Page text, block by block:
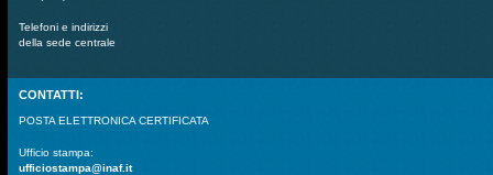
Telefoni e indirizzi
della sede centrale
CONTATTI:
POSTA ELETTRONICA CERTIFICATA
Ufficio stampa:
ufficiostampa@inaf.it